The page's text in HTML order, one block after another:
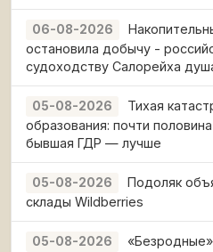
06-08-2026
остановила добычу -
судоходству Салорейха
05-08-2026
Тихая
образования: почти
бывшая ГДР — лучше
05-08-2026
Подоляк
склады Wildberries
05-08-2026